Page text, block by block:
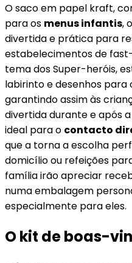
O saco em papel kraft,
para os menus infantis,
divertida e prática para
estabelecimentos de
tema dos Super-heróis,
labirinto e desenhos para
garantindo assim às
divertida durante e após
ideal para o contacto
que a torna a escolha
domicílio ou refeições
família irão apreciar
numa embalagem
especialmente para eles.
O kit de boas-